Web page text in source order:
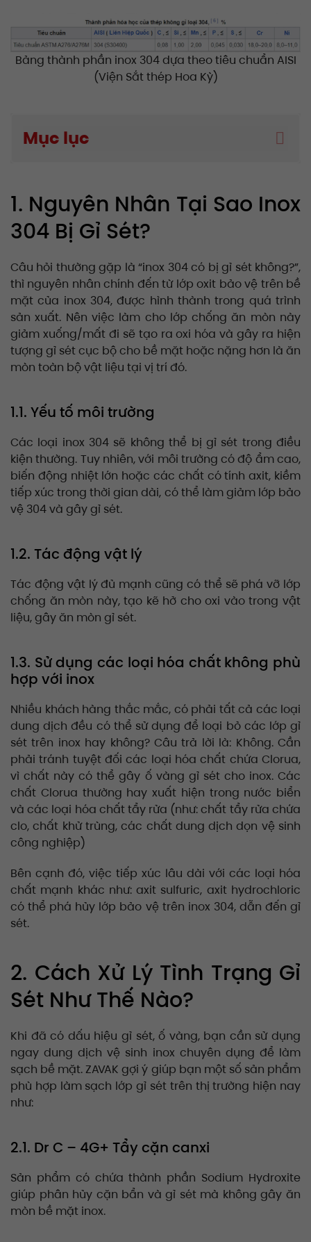
Bảng thành phần inox 304 dựa theo tiêu chuẩn AISI
(Viện Sắt thép Hoa Kỳ)
Mục lục
1. Nguyên Nhân Tại Sao Inox
304 Bị Gỉ Sét?
Câu hỏi thường gặp là “inox 304 có bị gỉ sét không?”,
thì nguyên nhân chính đến từ lớp oxit bảo vệ trên bề
mặt của inox 304, được hình thành trong quá trình
sản xuất. Nên việc làm cho lớp chống ăn mòn này
giảm xuống/mất đi sẽ tạo ra oxi hóa và gây ra hiện
tượng gỉ sét cục bộ cho bề mặt hoặc nặng hơn là ăn
mòn toàn bộ vật liệu tại vị trí đó.
1.1. Yếu tố môi trường
Các loại inox 304 sẽ không thể bị gỉ sét trong điều
kiện thường. Tuy nhiên, với môi trường có độ ẩm cao,
biến động nhiệt lớn hoặc các chất có tính axit, kiềm
tiếp xúc trong thời gian dài, có thể làm giảm lớp bảo
vệ 304 và gây gỉ sét.
1.2. Tác động vật lý
Tác động vật lý đủ mạnh cũng có thể sẽ phá vỡ lớp
chống ăn mòn này, tạo kẽ hở cho oxi vào trong vật
liệu, gây ăn mòn gỉ sét.
1.3. Sử dụng các loại hóa chất không phù
hợp với inox
Nhiều khách hàng thắc mắc, có phải tất cả các loại
dung dịch đều có thể sử dụng để loại bỏ các lớp gỉ
sét trên inox hay không? Câu trả lời là: Không. Cần
phải tránh tuyệt đối các loại hóa chất chứa Clorua,
vì chất này có thể gây ố vàng gỉ sét cho inox. Các
chất Clorua thường hay xuất hiện trong nước biển
và các loại hóa chất tẩy rửa (như: chất tẩy rửa chứa
clo, chất khử trùng, các chất dung dịch dọn vệ sinh
công nghiệp)
Bên cạnh đó, việc tiếp xúc lâu dài với các loại hóa
chất mạnh khác như: axit sulfuric, axit hydrochloric
có thể phá hủy lớp bảo vệ trên inox 304, dẫn đến gỉ
sét.
2. Cách Xử Lý Tình Trạng Gỉ
Sét Như Thế Nào?
Khi đã có dấu hiệu gỉ sét, ố vàng, bạn cần sử dụng
ngay dung dịch vệ sinh inox chuyên dụng để làm
sạch bề mặt. ZAVAK gợi ý giúp bạn một số sản phẩm
phù hợp làm sạch lớp gỉ sét trên thị trường hiện nay
như:
2.1. Dr C – 4G+ Tẩy cặn canxi
Sản phẩm có chứa thành phần Sodium Hydroxite
giúp phân hủy cặn bẩn và gỉ sét mà không gây ăn
mòn bề mặt inox.